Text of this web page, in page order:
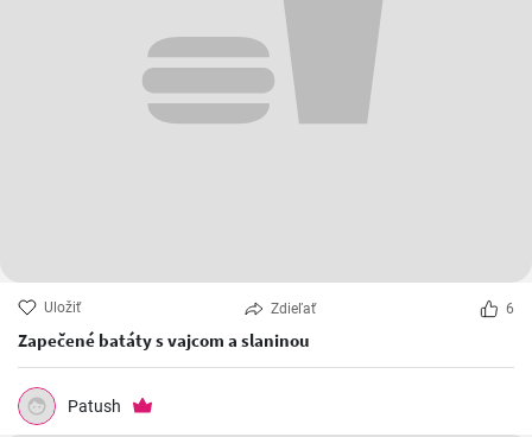
Uložiť Zdieľať 6
Zapečené batáty s vajcom a slaninou
Patush